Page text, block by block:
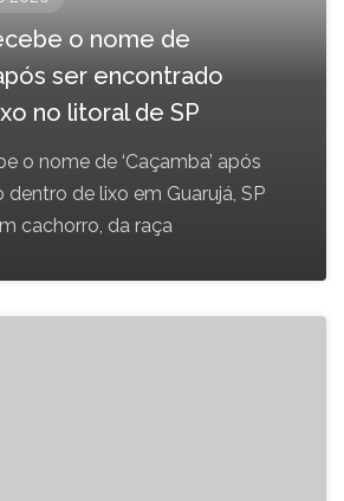
o nome de
ser encontrado
no litoral de SP
o nome de ‘Caçamba’ após
de lixo em Guarujá, SP
cachorro, da raça